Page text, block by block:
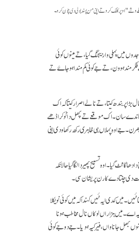
وشے" اوپر کلک کرو تے اپنی من پسند بولی دی چون کرو۔
میں پہلی وار بیجنگ گیا، تے مینوں کوئی
فکرمند ہوون، تے جے کوئی کم مندا ہو جاۓ تے
بڑا پربندھ کیتا، تے نالے اصرار کیتا کہ اک
جاندے سان۔ اک موقعے تے پھل دا ٹوکرا ڈھے
جے اوہ پہلاں ہی ظاہری رکھ رکھاو دی اینی
گیا۔ اوہ تسبیح پھیردا لگا گیا حالانکہ
دی چنتا دے کارن پریشان سی۔
میں کدی ایہ نئیں کہندا کہ میں کوئی نویکلا
اے۔ میں ہزاراں لوکاں نال مخاطب ہونا
جانا واں، فیر کیہ ہویا۔ جے دوجے کوئی